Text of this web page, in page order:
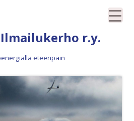
r.y.
eteenpäin